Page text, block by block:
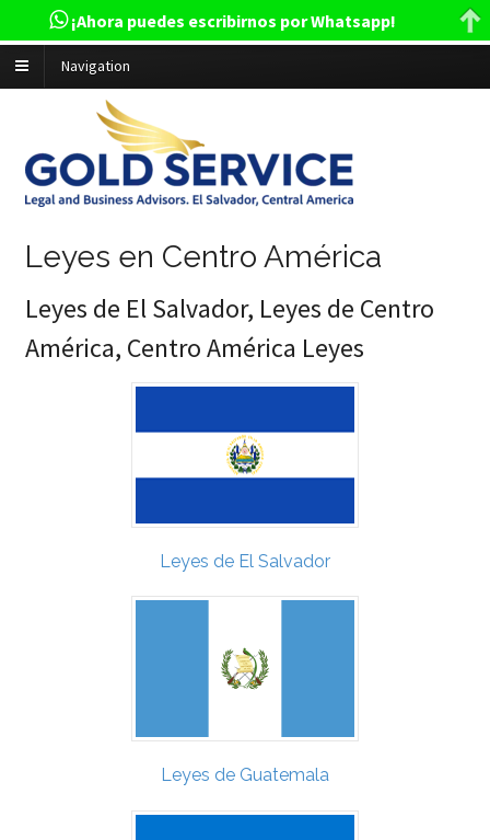
Navigation
Leyes en Centro América
Leyes de El Salvador, Leyes de Centro
América, Centro América Leyes
Leyes de El Salvador
Leyes de Guatemala
¡Ahora puedes escribirnos por Whatsapp!